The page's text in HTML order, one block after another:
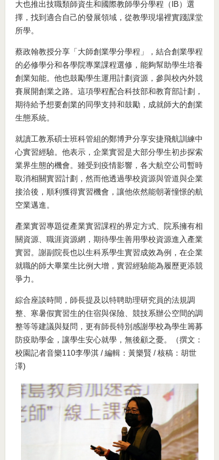
大也推出技職類師資生和國際教師學分學程（IB）選
擇，找到適合自己的發展領域，從教學現場裡實踐課堂
所學。
蔡政翰教授分享「大師創業學分學程」，結合創業學程
的必修學分和各學院專業課程選修，能夠幫助學生培養
創業知能。他也鼓勵學生運用計劃資源，參與校內外競
賽展開創業之路。這項學程配合科技部和教育部計劃，
期待給予想要創業的同學支持和鼓勵，成就師大的創業
生態系統。
就讀工教系碩士班科管組的鄭博尹分享安捷飛航訓練中
心實習經驗。他表示，企業實習是大部分學生初步探索
業界生態的機會。雖受到疫情影響，各大航空公司暫時
取消相關實習計劃，然而他透過學校資源與管道與企業
接洽後，順利獲得實習機會，讓他依然能朝著憧憬的航
空業邁進。
產業實習專題從產業實習課程的界定方式、院系擁有相
關資源、職涯資源網，期待學生善用學校資源進入產業
實習。謝副院長也以生科系學生實習成效為例，在企業
就職的師大畢業生比例大增，實習經驗能為履歷更添競
爭力。
綜合座談時間，師長提及以特聘助理研究員的法規調
整、寒暑假實習生的住宿與保險、競技系辦公空間的調
整等等建議與疑問，更有師長特別感謝學校為學生籌募
防疫助學金，讓學生安心就學，無後顧之憂。（撰文：
校園記者音樂110李學淇 / 編輯：黃樂賢 / 核稿：胡世
澤)